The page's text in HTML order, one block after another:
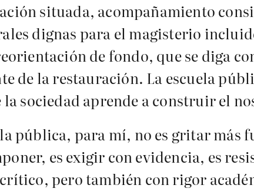
situada, acompañamiento
dignas para el magisterio
de fondo, que se diga
de la restauración. La escuela
la sociedad aprende a construir el
pública, para mí, no es gritar más
es exigir con evidencia, es
pero también con rigor